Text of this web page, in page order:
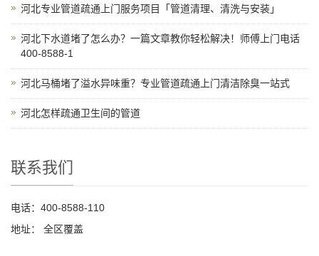
河北专业管道疏通上门服务项目「管道清理、清洗与安装」
河北下水道堵了怎么办？一篇文章教你轻松解决！师傅上门电话
400-8588-1
河北马桶堵了溢水异味重？专业管道疏通上门清洁除臭一站式
河北怎样疏通卫生间的管道
联系我们
电话：400-8588-110
地址： 全区覆盖